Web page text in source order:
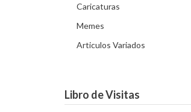
Caricaturas
Memes
Articulos Variados
Libro de Visitas